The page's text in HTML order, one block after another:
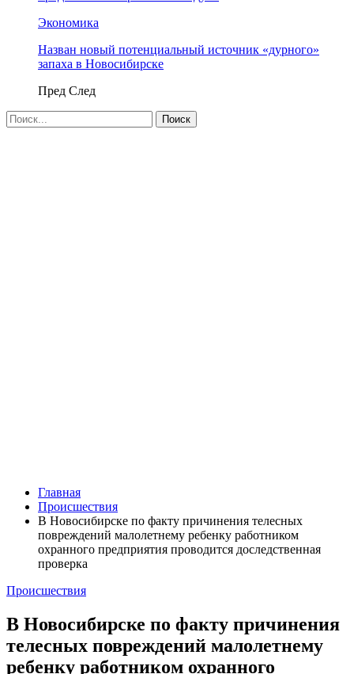
Экономика
Назван новый потенциальный источник «дурного»
запаха в Новосибирске
Пред След
Главная
Происшествия
В Новосибирске по факту причинения телесных
повреждений малолетнему ребенку работником
охранного предприятия проводится доследственная
проверка
Происшествия
В Новосибирске по факту причинения
телесных повреждений малолетнему
ребенку работником охранного